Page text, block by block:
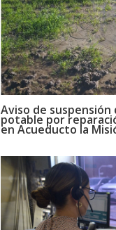
Aviso de suspensión
potable por
en Acueducto la